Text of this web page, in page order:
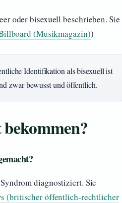
oder bisexuell beschrieben. Sie
(Musikmagazin))
Identifikation als bisexuell ist
zwar bewusst und öffentlich.
diagnostiziert. Sie
(britischer öffentlich-rechtlicher